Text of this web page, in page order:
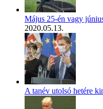
Május 25-én vagy
2020.05.13.
A tanév utolsó hetére